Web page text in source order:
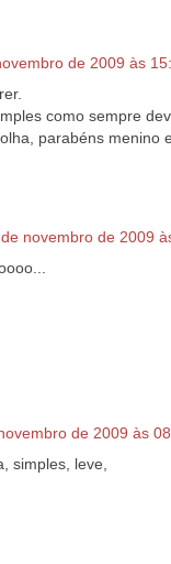
de 2009 às
como sempre
parabéns menino
novembro de 2009
de 2009 às
simples, leve,